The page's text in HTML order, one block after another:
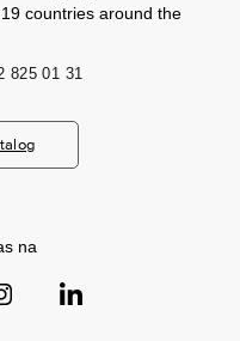
countries around the
825 01 31
na